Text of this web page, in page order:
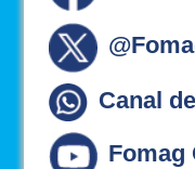
Canal
Fomag